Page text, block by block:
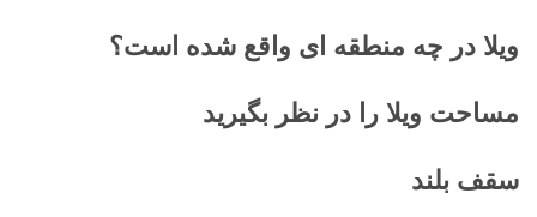
ویلا در چه منطقه ای واقع شده است؟
مساحت ویلا را در نظر بگیرید
سقف بلند